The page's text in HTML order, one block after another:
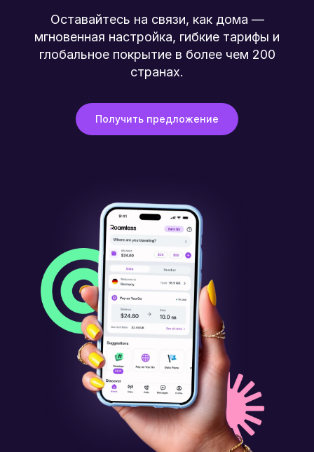
Оставайтесь на связи, как дома —
мгновенная настройка, гибкие тарифы и
глобальное покрытие в более чем 200
странах.
Получить предложение